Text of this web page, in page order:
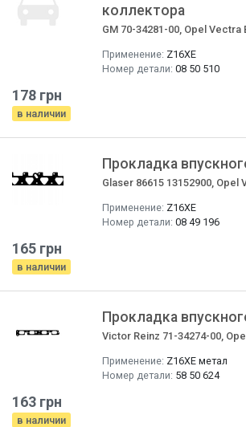
коллектора
GM 70-34281-00, Opel Vectra
Применение: Z16XE
Номер детали: 08 50 510
178 грн
в наличии
Прокладка
Glaser 86615 13152900, Opel
Применение: Z16XE
Номер детали: 08 49 196
165 грн
в наличии
Прокладка
Victor Reinz 71-34274-00,
Применение: Z16XE метал
Номер детали: 58 50 624
163 грн
в наличии